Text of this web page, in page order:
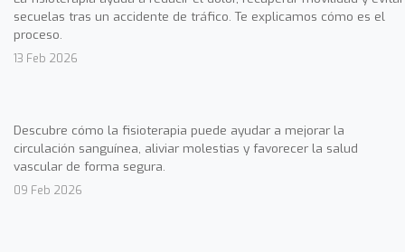
secuelas tras un accidente de tráfico. Te explicamos cómo es el
proceso.
13 Feb 2026
Descubre cómo la fisioterapia puede ayudar a mejorar la
circulación sanguínea, aliviar molestias y favorecer la salud
vascular de forma segura.
09 Feb 2026